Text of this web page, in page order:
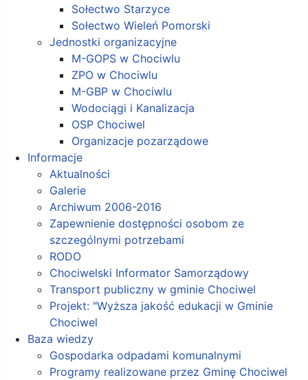
Sołectwo Starzyce
Sołectwo Wieleń Pomorski
Jednostki organizacyjne
M-GOPS w Chociwlu
ZPO w Chociwlu
M-GBP w Chociwlu
Wodociągi i Kanalizacja
OSP Chociwel
Organizacje pozarządowe
Informacje
Aktualności
Galerie
Archiwum 2006-2016
Zapewnienie dostępności osobom ze
szczególnymi potrzebami
RODO
Chociwelski Informator Samorządowy
Transport publiczny w gminie Chociwel
Projekt: "Wyższa jakość edukacji w Gminie
Chociwel
Baza wiedzy
Gospodarka odpadami komunalnymi
Programy realizowane przez Gminę Chociwel